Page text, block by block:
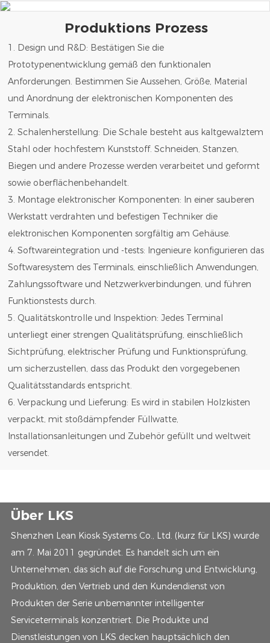
Produktions Prozess
1. Design und R&D: Bestätigen Sie die
Prototypenentwicklung gemäß den funktionalen
Anforderungen. Bestimmen Sie Aussehen, Größe, Material
und Anordnung der elektronischen Komponenten des
Terminals.
2. Schalenherstellung: Die Schale besteht aus kaltgewalztem
Stahl oder hochfestem Kunststoff. Schneiden, Stanzen,
Biegen und andere Prozesse werden verarbeitet und geformt
sowie oberflächenbehandelt.
3. Montage elektronischer Komponenten: In einer sauberen
Werkstatt verdrahten und befestigen Techniker die
elektronischen Komponenten sorgfältig am Gehäuse.
4. Softwareintegration und -tests: Ingenieure konfigurieren das
Softwaresystem des Terminals, einschließlich Anwendungen,
Zahlungssoftware und Netzwerkverbindungen, und führen
Funktionstests durch.
5. Qualitätskontrolle und Inspektion: Jedes Terminal
unterliegt einer strengen Qualitätsprüfung, einschließlich
Sichtprüfung, elektrischer Prüfung und Funktionsprüfung,
um sicherzustellen, dass das Produkt den vorgegebenen
Qualitätsstandards entspricht.
6. Verpackung und Lieferung: Es wird in stabilen Holzkisten
verpackt, mit stoßdämpfender Füllwatte,
Installationsanleitungen und Zubehör gefüllt und weltweit
versendet.
Über LKS
Shenzhen Lean Kiosk Systems Co., Ltd. (kurz für LKS) wurde
am 7. Mai 2011 gegründet. Es handelt sich um ein
Unternehmen, das sich auf die Forschung und Entwicklung,
Produktion, den Vertrieb und den Kundendienst von
Produkten der Serie unbemannter intelligenter
Serviceterminals konzentriert. Die Produkte und
Dienstleistungen von LKS decken hauptsächlich den